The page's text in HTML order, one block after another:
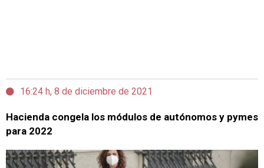
16:24 h, 8 de diciembre de 2021
Hacienda congela los módulos de autónomos y pymes
para 2022